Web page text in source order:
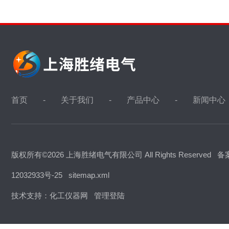
首页 关于我们 产品中心 新闻中心
版权所有©2026 上海胜绪电气有限公司 All Rights Reserved 备
12032933号-25 sitemap.xml
技术支持： 化工仪器网 管理登陆